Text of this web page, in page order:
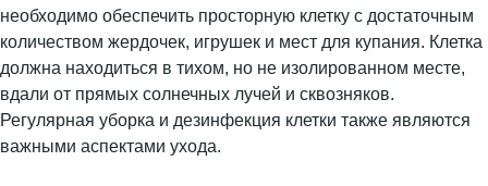
необходимо обеспечить просторную клетку с достаточным
количеством жердочек, игрушек и мест для купания. Клетка
должна находиться в тихом, но не изолированном месте,
вдали от прямых солнечных лучей и сквозняков.
Регулярная уборка и дезинфекция клетки также являются
важными аспектами ухода.